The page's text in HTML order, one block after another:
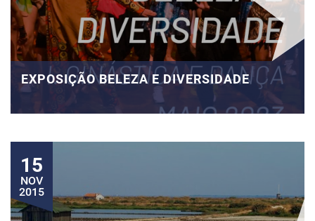
EXPOSIÇÃO BELEZA E DIVERSIDADE
15
NOV
2015